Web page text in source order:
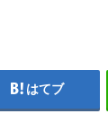
はてブ